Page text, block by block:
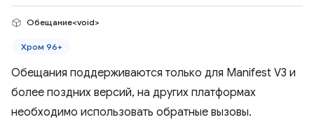
Обещание<void>
Хром 96+
Обещания поддерживаются только для Manifest V3 и
более поздних версий, на других платформах
необходимо использовать обратные вызовы.